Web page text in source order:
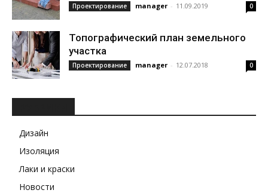
Проектирование manager - 11.09.2019 0
Топографический план земельного
участка
Проектирование manager - 12.07.2018 0
Дизайн
Изоляция
Лаки и краски
Новости